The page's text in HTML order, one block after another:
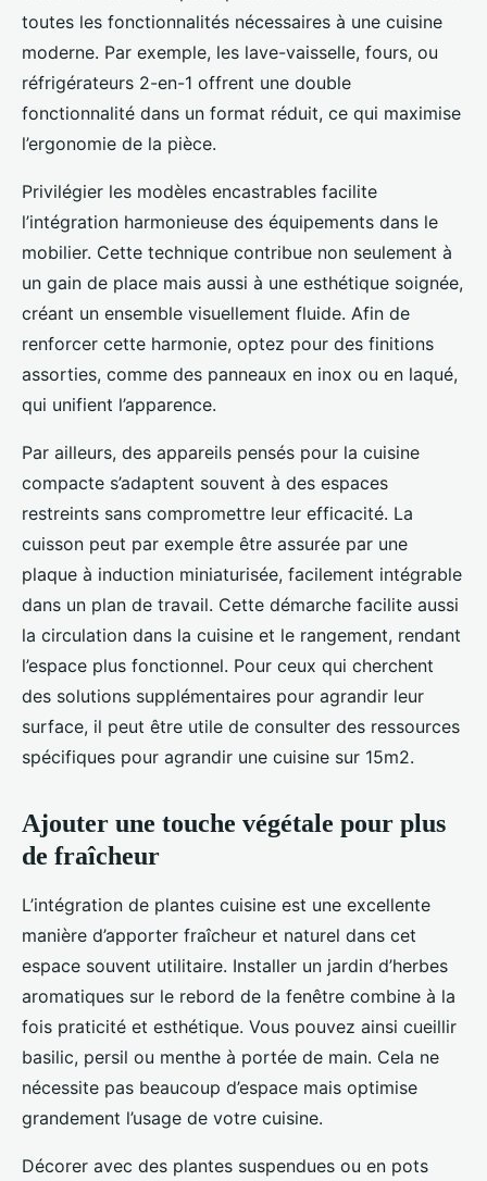
toutes les fonctionnalités nécessaires à une cuisine
moderne. Par exemple, les lave-vaisselle, fours, ou
réfrigérateurs 2-en-1 offrent une double
fonctionnalité dans un format réduit, ce qui maximise
l’ergonomie de la pièce.
Privilégier les modèles encastrables facilite
l’intégration harmonieuse des équipements dans le
mobilier. Cette technique contribue non seulement à
un gain de place mais aussi à une esthétique soignée,
créant un ensemble visuellement fluide. Afin de
renforcer cette harmonie, optez pour des finitions
assorties, comme des panneaux en inox ou en laqué,
qui unifient l’apparence.
Par ailleurs, des appareils pensés pour la cuisine
compacte s’adaptent souvent à des espaces
restreints sans compromettre leur efficacité. La
cuisson peut par exemple être assurée par une
plaque à induction miniaturisée, facilement intégrable
dans un plan de travail. Cette démarche facilite aussi
la circulation dans la cuisine et le rangement, rendant
l’espace plus fonctionnel. Pour ceux qui cherchent
des solutions supplémentaires pour agrandir leur
surface, il peut être utile de consulter des ressources
spécifiques pour agrandir une cuisine sur 15m2.
Ajouter une touche végétale pour plus
de fraîcheur
L’intégration de plantes cuisine est une excellente
manière d’apporter fraîcheur et naturel dans cet
espace souvent utilitaire. Installer un jardin d’herbes
aromatiques sur le rebord de la fenêtre combine à la
fois praticité et esthétique. Vous pouvez ainsi cueillir
basilic, persil ou menthe à portée de main. Cela ne
nécessite pas beaucoup d’espace mais optimise
grandement l’usage de votre cuisine.
Décorer avec des plantes suspendues ou en pots